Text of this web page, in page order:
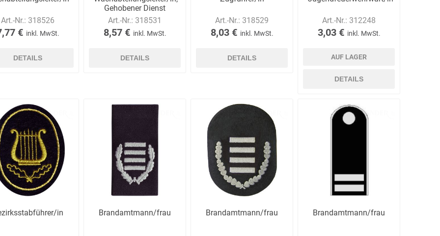
Art.-Nr.: 318526
€ inkl. MwSt.
DETAILS
Gehobener Dienst
Art.-Nr.: 318531
8,57 € inkl. MwSt.
DETAILS
Art.-Nr.: 318529
8,03 € inkl. MwSt.
DETAILS
Art.-Nr.: 312248
3,03 € inkl. MwSt.
AUF LAGER
DETAILS
in Brandamtmann/frau Brandamtmann/frau Brandamtmann/frau